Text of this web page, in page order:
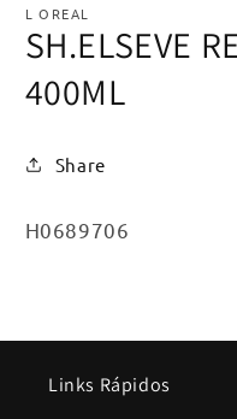
1
janela
modal
L OREAL
SH.ELSEVE
400ML
Share
SKU:
H0689706
Links Rápidos